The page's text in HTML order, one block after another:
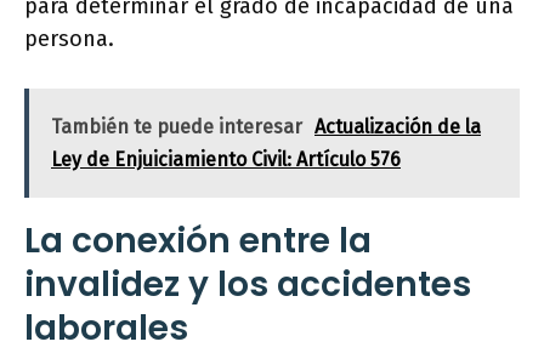
para determinar el grado de incapacidad de una
persona.
También te puede interesar Actualización de la
Ley de Enjuiciamiento Civil: Artículo 576
La conexión entre la
invalidez y los accidentes
laborales